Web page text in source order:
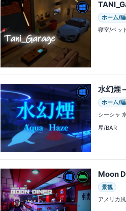
ホーム/
寝室/ベッ
水幻煙
ホーム/
シーシャ
屋/BAR
Moon
景観
アメリカ